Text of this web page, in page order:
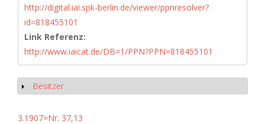
http://digital.iai.spk-berlin.de/viewer/ppnresolver?
id=818455101
Link Referenz:
http://www.iaicat.de/DB=1/PPN?PPN=818455101
Show
Besitzer
3.1907=Nr. 37,13